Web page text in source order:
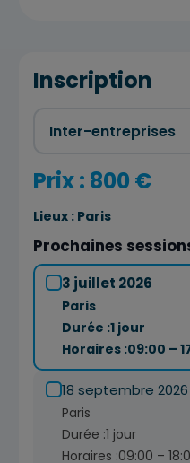
Inscription
Prix : 800 €
Lieux : Paris
Prochaines
3 juillet 2026
Paris
Durée :1 jour
Horaires :09:00 –
18 septembre 2026
Paris
Durée :1 jour
Horaires :09:00 –